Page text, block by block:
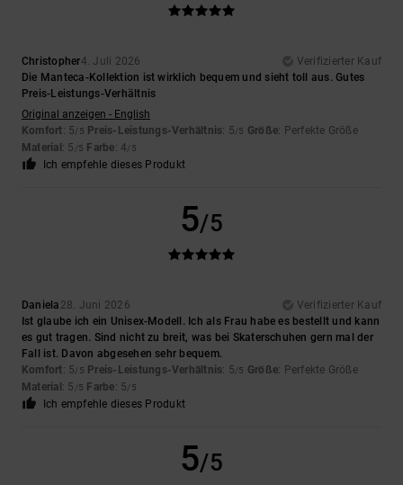
Christopher4. Juli 2026
Verifizierter Kauf
Die Manteca-Kollektion ist wirklich bequem und sieht toll aus. Gutes
Preis-Leistungs-Verhältnis
Original anzeigen - English
Komfort: 5/5 Preis-Leistungs-Verhältnis: 5/5 Größe: Perfekte Größe
Material : 5 /5 Farbe: 4/5
Ich empfehle dieses Produkt
5/5
Daniela 28. Juni 2026
Verifizierter Kauf
Ist glaube ich ein Unisex-Modell. Ich als Frau habe es bestellt und kann
es gut tragen. Sind nicht zu breit, was bei Skaterschuhen gern mal der
Fall ist. Davon abgesehen sehr bequem.
Komfort: 5/5 Preis-Leistungs-Verhältnis: 5/5 Größe: Perfekte Größe
Material : 5 /5 Farbe: 5/5
Ich empfehle dieses Produkt
5/5